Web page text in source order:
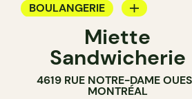
BOULANGERIE
COMPTOIR
SANDWICHERIE
Miette
Sandwicherie
4619 RUE NOTRE-DAME
MONTRÉAL